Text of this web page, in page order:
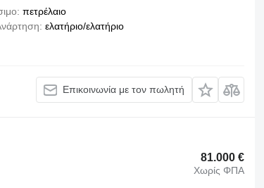
πετρέλαιο
ελατήριο/ελατήριο
Επικοινωνία με τον πωλητή
81.000 €
Χωρίς ΦΠΑ